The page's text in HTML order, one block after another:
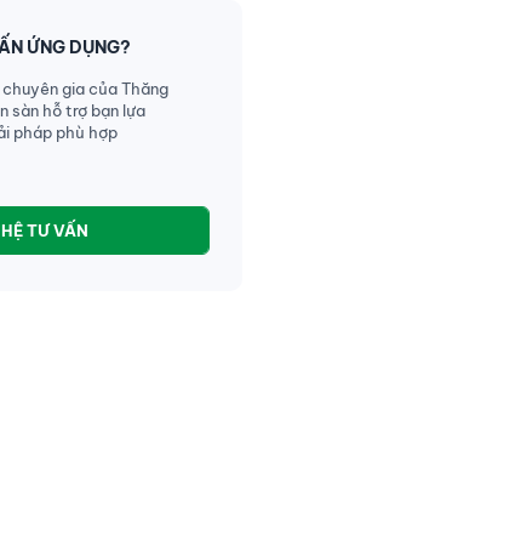
ỨNG DỤNG?
gia của Thăng
sàn hỗ trợ bạn lựa
pháp phù hợp
TƯ VẤN